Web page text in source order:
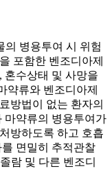
의 병용투여 시 위험
포함한 벤조디아제
혼수상태 및 사망을
약류와 벤조디아제
방법이 없는 환자의
마약류의 병용투여가
방하도록 하고 호흡
면밀히 추적관찰
람 및 다른 벤조디